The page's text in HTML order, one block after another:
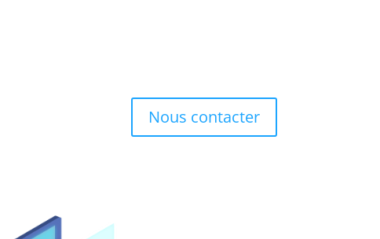
Nous contacter